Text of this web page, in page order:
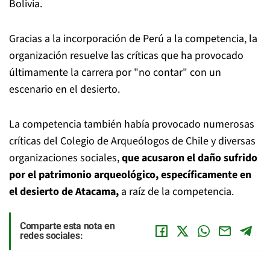
Bolivia.
Gracias a la incorporación de Perú a la competencia, la
organización resuelve las críticas que ha provocado
últimamente la carrera por "no contar" con un
escenario en el desierto.
La competencia también había provocado numerosas
críticas del Colegio de Arqueólogos de Chile y diversas
organizaciones sociales,que acusaron el daño sufrido
por el patrimonio arqueológico, específicamente en
el desierto de Atacama, a raíz de la competencia.
Comparte esta nota en
redes sociales: